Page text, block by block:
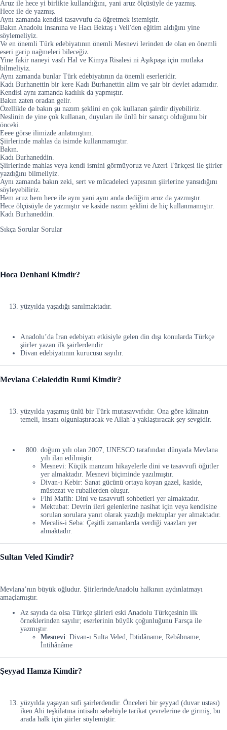
Aruz ile hece yi birlikte kullandığını, yani aruz ölçüsüyle de yazmış.
Hece ile de yazmış.
Aynı zamanda kendisi tasavvufu da öğretmek istemiştir.
Bakın Anadolu insanına ve Hacı Bektaş ı Veli'den eğitim aldığını yine
söylemeliyiz.
Ve en önemli Türk edebiyatının önemli Mesnevi lerinden de olan en önemli
eseri garip nağmeleri bileceğiz.
Yine fakir naneyi vasfı Hal ve Kimya Risalesi ni Aşıkpaşa için mutlaka
bilmeliyiz.
Aynı zamanda bunlar Türk edebiyatının da önemli eserleridir.
Kadı Burhanettin bir kere Kadı Burhanettin alim ve şair bir devlet adamıdır.
Kendisi aynı zamanda kadılık da yapmıştır.
Bakın zaten oradan gelir.
Özellikle de bakın şu nazım şeklini en çok kullanan şairdir diyebiliriz.
Neslinin de yine çok kullanan, duyuları ile ünlü bir sanatçı olduğunu bir
önceki.
Eeee görse ilimizde anlatmıştım.
Şiirlerinde mahlas da isimde kullanmamıştır.
Bakın.
Kadı Burhaneddin.
Şiirlerinde mahlas veya kendi ismini görmüyoruz ve Azeri Türkçesi ile şiirler
yazdığını bilmeliyiz.
Aynı zamanda bakın zeki, sert ve mücadeleci yapısının şiirlerine yansıdığını
söyleyebiliriz.
Hem aruz hem hece ile aynı yani aynı anda dediğim aruz da yazmıştır.
Hece ölçüsüyle de yazmıştır ve kaside nazım şeklini de hiç kullanmamıştır.
Kadı Burhaneddin.
Sıkça Sorular Sorular
Hoca Denhani Kimdir?
yüzyılda yaşadığı sanılmaktadır.
Anadolu’da İran edebiyatı etkisiyle gelen din dışı konularda Türkçe
şiirler yazan ilk şairlerdendir.
Divan edebiyatının kurucusu sayılır.
Mevlana Celaleddin Rumi Kimdir?
yüzyılda yaşamış ünlü bir Türk mutasavvıfıdır. Ona göre kâinatın
temeli, insanı olgunlaştıracak ve Allah’a yaklaştıracak şey sevgidir.
doğum yılı olan 2007, UNESCO tarafından dünyada Mevlana
yılı ilan edilmiştir.
Mesnevi: Küçük manzum hikayelerle dini ve tasavvufi öğütler
yer almaktadır. Mesnevi biçiminde yazılmıştır.
Divan-ı Kebir: Sanat gücünü ortaya koyan gazel, kaside,
müstezat ve rubailerden oluşur.
Fihi Mafih: Dini ve tasavvufi sohbetleri yer almaktadır.
Mektubat: Devrin ileri gelenlerine nasihat için veya kendisine
sorulan sorulara yanıt olarak yazdığı mektuplar yer almaktadır.
Mecalis-i Seba: Çeşitli zamanlarda verdiği vaazları yer
almaktadır.
Sultan Veled Kimdir?
Mevlana’nın büyük oğludur. ŞiirlerindeAnadolu halkının aydınlatmayı
amaçlamıştır.
Az sayıda da olsa Türkçe şiirleri eski Anadolu Türkçesinin ilk
örneklerinden sayılır; eserlerinin büyük çoğunluğunu Farsça ile
yazmıştır.
Mesnevi: Divan-ı Sulta Veled, İbtidâname, Rebâbname,
İntihânâme
Şeyyad Hamza Kimdir?
yüzyılda yaşayan sufi şairlerdendir. Önceleri bir şeyyad (duvar ustası)
iken Ahi teşkilatına intisabı sebebiyle tarikat çevrelerine de girmiş, bu
arada halk için şiirler söylemiştir.